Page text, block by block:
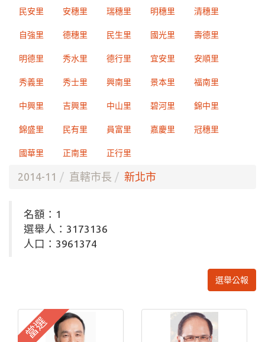
民安里 安穗里 瑞穗里 明穗里 清穗里
自強里 德穗里 民生里 國光里 壽德里
明德里 秀水里 德行里 宜安里 安順里
秀義里 秀士里 興南里 景本里 福南里
中興里 吉興里 中山里 碧河里 錦中里
錦盛里 民有里 員富里 嘉慶里 冠穗里
國華里 正南里 正行里
2014-11 直轄市長 新北市
名額：1
選舉人：3173136
人口：3961374
選舉公報
當選